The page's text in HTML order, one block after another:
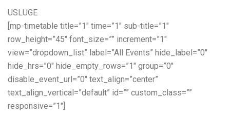
USLUGE
[mp-timetable title=”1″ time=”1″ sub-title=”1″
row_height=”45″ font_size=”” increment=”1″
view=”dropdown_list” label=”All Events” hide_label=”0″
hide_hrs=”0″ hide_empty_rows=”1″ group=”0″
disable_event_url=”0″ text_align=”center”
text_align_vertical=”default” id=”” custom_class=””
responsive=”1″]